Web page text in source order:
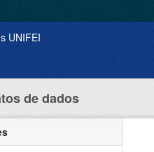
de dados